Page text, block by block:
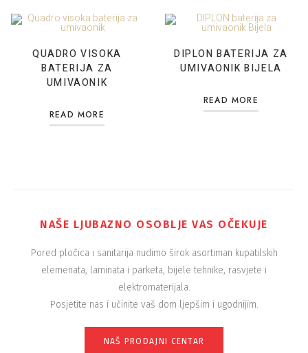
QUADRO VISOKA
BATERIJA ZA
UMIVAONIK
READ MORE
DIPLON BATERIJA ZA
UMIVAONIK BIJELA
READ MORE
NAŠE LJUBAZNO OSOBLJE VAS OČEKUJE
Pored pločica i sanitarija nudimo širok asortiman kupatilskih
elemenata, laminata i parketa, bijele tehnike, rasvjete i
elektromaterijala.
Posjetite nas i učinite vaš dom ljepšim i ugodnijim.
NAŠ PRODAJNI CENTAR